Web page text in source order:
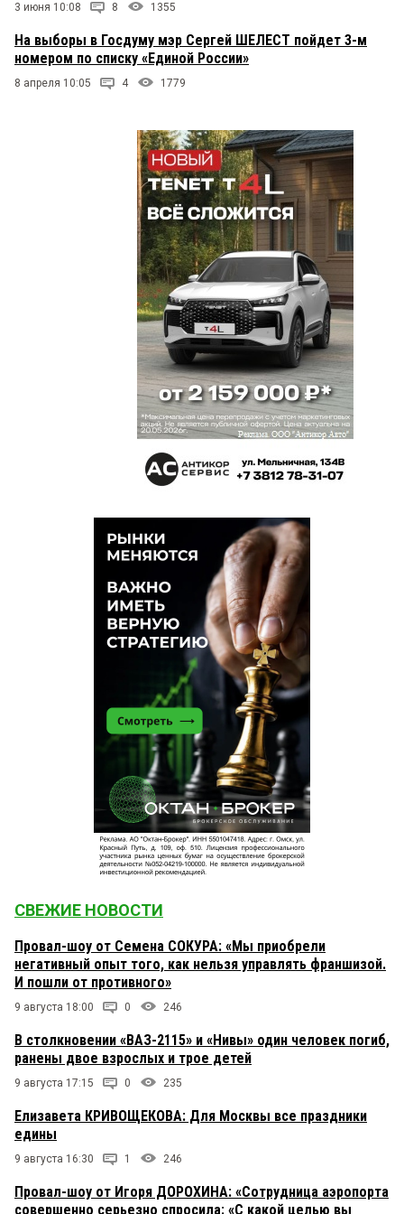
3 июня 10:08 8 1355
На выборы в Госдуму мэр Сергей ШЕЛЕСТ пойдет 3-м
номером по списку «Единой России»
8 апреля 10:05 4 1779
СВЕЖИЕ НОВОСТИ
Провал-шоу от Семена СОКУРА: «Мы приобрели
негативный опыт того, как нельзя управлять франшизой.
И пошли от противного»
9 августа 18:00 0 246
В столкновении «ВАЗ-2115» и «Нивы» один человек погиб,
ранены двое взрослых и трое детей
9 августа 17:15 0 235
Елизавета КРИВОЩЕКОВА: Для Москвы все праздники
едины
9 августа 16:30 1 246
Провал-шоу от Игоря ДОРОХИНА: «Сотрудница аэропорта
совершенно серьезно спросила: «С какой целью вы